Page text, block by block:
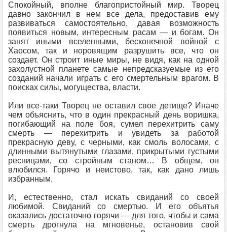
Спокойный, вполне благопристойный мир. Творец
давно закончил в нем все дела, предоставив ему
развиваться самостоятельно, давая возможность
появиться новым, интересным расам — и богам. Он
занят иными вселенными, бесконечной войной с
Хаосом, так и норовящим разрушить все, что он
создает. Он строит иные миры, не видя, как на одной
захолустной планете самые непредсказуемые из его
созданий начали играть с его смертельным врагом. В
поисках силы, могущества, власти.
Или все-таки Творец не оставил свое детище? Иначе
чем объяснить, что в один прекрасный день воришка,
погибающий на поле боя, сумел перехитрить саму
смерть — перехитрить и увидеть за работой
прекрасную деву, с черными, как смоль волосами, с
длинными вытянутыми глазами, прикрытыми густыми
ресницами, со стройным станом… В общем, он
влюбился. Горячо и неистово, так, как дано лишь
избранным.
И, естественно, стал искать свиданий со своей
любимой. Свиданий со смертью. И его объятья
оказались достаточно горячи — для того, чтобы и сама
смерть дрогнула на мгновенье, остановив свой